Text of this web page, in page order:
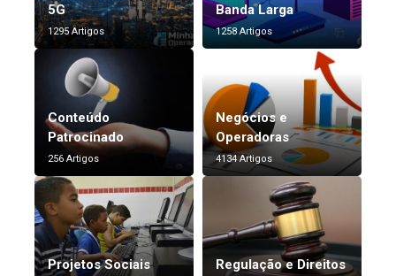
5G
1295 Artigos
Banda Larga
1258 Artigos
Conteúdo
Patrocinado
256 Artigos
Negócios e
Operadoras
4134 Artigos
Projetos Sociais Regulação e Direitos